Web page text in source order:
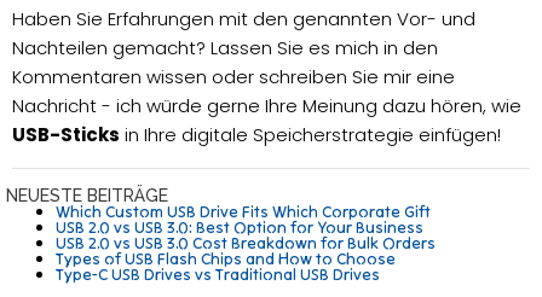
Haben Sie Erfahrungen mit den genannten Vor- und
Nachteilen gemacht? Lassen Sie es mich in den
Kommentaren wissen oder schreiben Sie mir eine
Nachricht - ich würde gerne Ihre Meinung dazu hören, wie
USB-Sticks in Ihre digitale Speicherstrategie einfügen!
NEUESTE BEITRÄGE
Which Custom USB Drive Fits Which Corporate Gift
USB 2.0 vs USB 3.0: Best Option for Your Business
USB 2.0 vs USB 3.0 Cost Breakdown for Bulk Orders
Types of USB Flash Chips and How to Choose
Type-C USB Drives vs Traditional USB Drives